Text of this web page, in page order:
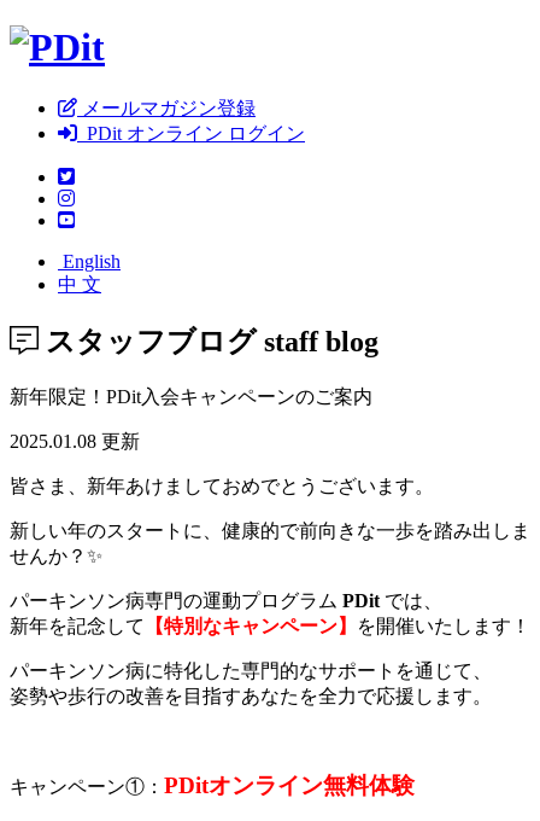
メールマガジン登録
PDit オンライン ログイン
English
中 文
スタッフブログ staff blog
新年限定！PDit入会キャンペーンのご案内
2025.01.08 更新
皆さま、新年あけましておめでとうございます。
新しい年のスタートに、健康的で前向きな一歩を踏み出しま
せんか？✨
パーキンソン病専門の運動プログラム PDit では、
新年を記念して
【特別なキャンペーン】 を開催いたします！
パーキンソン病に特化した専門的なサポートを通じて、
姿勢や歩行の改善を目指すあなたを全力で応援します。
キャンペーン①： PDitオンライン無料体験